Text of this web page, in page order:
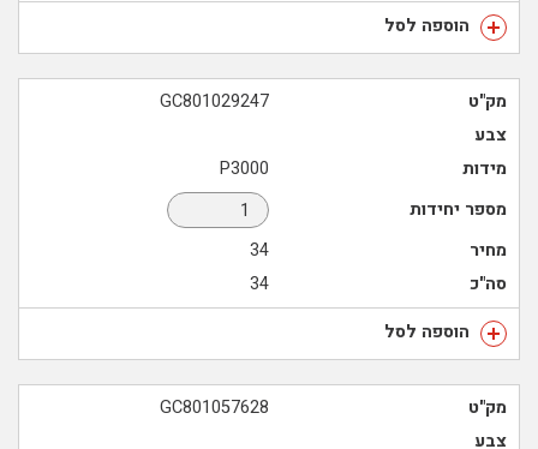
הוספה לסל
מק"ט
GC801029247
צבע
מידות
P3000
מספר יחידות
מחיר
34
סה"כ
34
הוספה לסל
מק"ט
GC801057628
צבע